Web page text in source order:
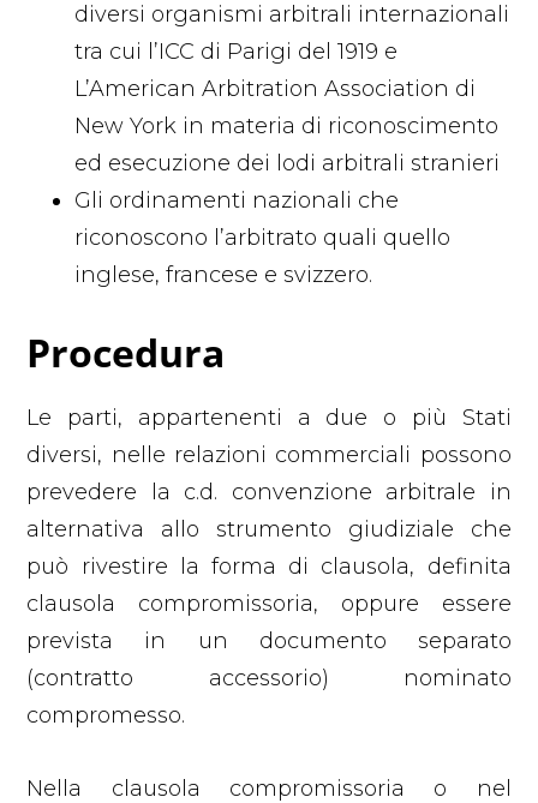
diversi organismi arbitrali internazionali
tra cui l’ICC di Parigi del 1919 e
L’American Arbitration Association di
New York in materia di riconoscimento
ed esecuzione dei lodi arbitrali stranieri
Gli ordinamenti nazionali che
riconoscono l’arbitrato quali quello
inglese, francese e svizzero.
Procedura
Le parti, appartenenti a due o più Stati
diversi, nelle relazioni commerciali possono
prevedere la c.d. convenzione arbitrale in
alternativa allo strumento giudiziale che
può rivestire la forma di clausola, definita
clausola compromissoria, oppure essere
prevista in un documento separato
(contratto accessorio) nominato
compromesso.
Nella clausola compromissoria o nel